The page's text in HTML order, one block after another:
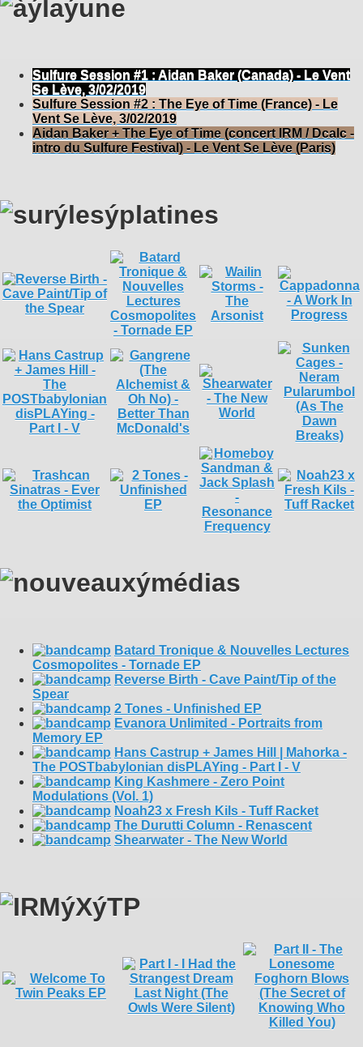
Sulfure Session #1 : Aidan Baker (Canada) - Le Vent
Se Lève, 3/02/2019
Sulfure Session #2 : The Eye of Time (France) - Le
Vent Se Lève, 3/02/2019
Aidan Baker + The Eye of Time (concert IRM / Dcalc -
intro du Sulfure Festival) - Le Vent Se Lève (Paris)
Batard Tronique & Nouvelles Lectures
Cosmopolites - Tornade EP
Reverse Birth - Cave Paint/Tip of the
Spear
2 Tones - Unfinished EP
Evanora Unlimited - Portraits from
Memory EP
Hans Castrup + James Hill | Mahorka -
The POSTbabylonian disPLAYing - Part I - V
King Kashmere - Zero Point
Modulations (Vol. 1)
Noah23 x Fresh Kils - Tuff Racket
The Durutti Column - Renascent
Shearwater - The New World